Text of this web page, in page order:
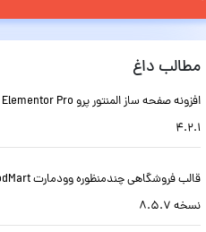
مطالب داغ
4.2.1
نسخه 8.5.7